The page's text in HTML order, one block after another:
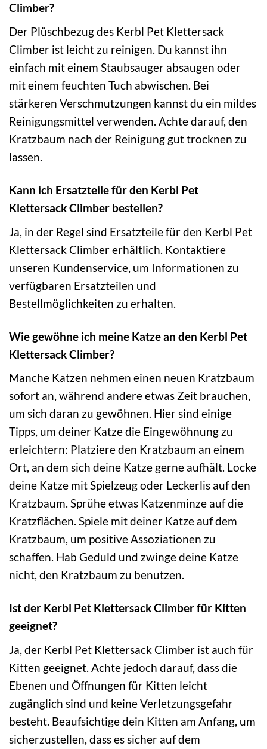
Climber?
Der Plüschbezug des Kerbl Pet Klettersack
Climber ist leicht zu reinigen. Du kannst ihn
einfach mit einem Staubsauger absaugen oder
mit einem feuchten Tuch abwischen. Bei
stärkeren Verschmutzungen kannst du ein mildes
Reinigungsmittel verwenden. Achte darauf, den
Kratzbaum nach der Reinigung gut trocknen zu
lassen.
Kann ich Ersatzteile für den Kerbl Pet
Klettersack Climber bestellen?
Ja, in der Regel sind Ersatzteile für den Kerbl Pet
Klettersack Climber erhältlich. Kontaktiere
unseren Kundenservice, um Informationen zu
verfügbaren Ersatzteilen und
Bestellmöglichkeiten zu erhalten.
Wie gewöhne ich meine Katze an den Kerbl Pet
Klettersack Climber?
Manche Katzen nehmen einen neuen Kratzbaum
sofort an, während andere etwas Zeit brauchen,
um sich daran zu gewöhnen. Hier sind einige
Tipps, um deiner Katze die Eingewöhnung zu
erleichtern: Platziere den Kratzbaum an einem
Ort, an dem sich deine Katze gerne aufhält. Locke
deine Katze mit Spielzeug oder Leckerlis auf den
Kratzbaum. Sprühe etwas Katzenminze auf die
Kratzflächen. Spiele mit deiner Katze auf dem
Kratzbaum, um positive Assoziationen zu
schaffen. Hab Geduld und zwinge deine Katze
nicht, den Kratzbaum zu benutzen.
Ist der Kerbl Pet Klettersack Climber für Kitten
geeignet?
Ja, der Kerbl Pet Klettersack Climber ist auch für
Kitten geeignet. Achte jedoch darauf, dass die
Ebenen und Öffnungen für Kitten leicht
zugänglich sind und keine Verletzungsgefahr
besteht. Beaufsichtige dein Kitten am Anfang, um
sicherzustellen, dass es sicher auf dem